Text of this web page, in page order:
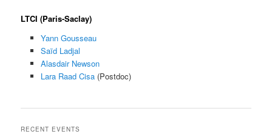
LTCI (Paris-Saclay)
Yann Gousseau
Saïd Ladjal
Alasdair Newson
Lara Raad Cisa(Postdoc)
RECENT EVENTS